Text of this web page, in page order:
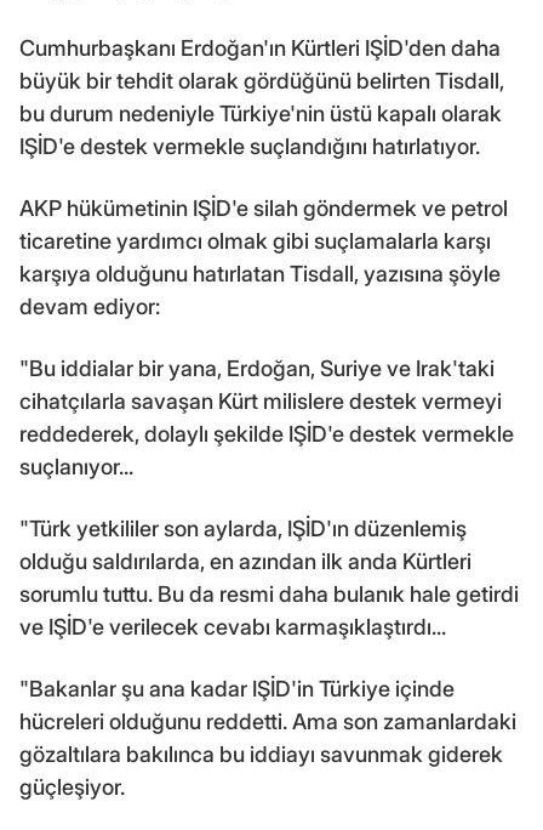
Cumhurbaşkanı Erdoğan'ın Kürtleri IŞİD'den daha
büyük bir tehdit olarak gördüğünü belirten Tisdall,
bu durum nedeniyle Türkiye'nin üstü kapalı olarak
IŞİD'e destek vermekle suçlandığını hatırlatıyor.
AKP hükümetinin IŞİD'e silah göndermek ve petrol
ticaretine yardımcı olmak gibi suçlamalarla karşı
karşıya olduğunu hatırlatan Tisdall, yazısına şöyle
devam ediyor:
"Bu iddialar bir yana, Erdoğan, Suriye ve Irak'taki
cihatçılarla savaşan Kürt milislere destek vermeyi
reddederek, dolaylı şekilde IŞİD'e destek vermekle
suçlanıyor...
"Türk yetkililer son aylarda, IŞİD'ın düzenlemiş
olduğu saldırılarda, en azından ilk anda Kürtleri
sorumlu tuttu. Bu da resmi daha bulanık hale getirdi
ve IŞİD'e verilecek cevabı karmaşıklaştırdı...
"Bakanlar şu ana kadar IŞİD'in Türkiye içinde
hücreleri olduğunu reddetti. Ama son zamanlardaki
gözaltılara bakılınca bu iddiayı savunmak giderek
güçleşiyor.